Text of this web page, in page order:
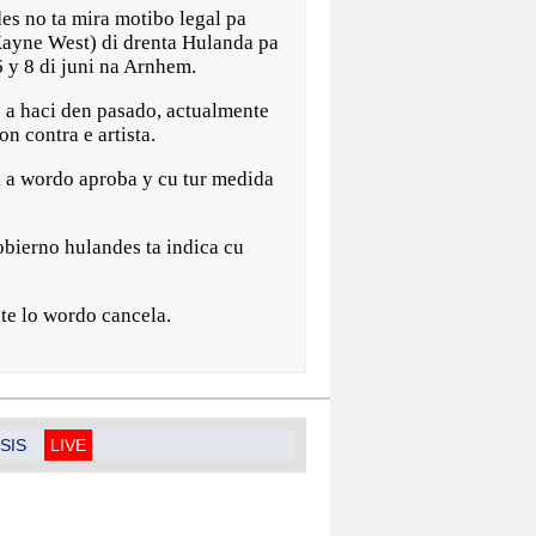
no ta mira motibo legal pa
West) di drenta Hulanda pa
y 8 di juni na Arnhem.
haci den pasado, actualmente
contra e artista.
wordo aproba y cu tur medida
hulandes ta indica cu
lo wordo cancela.
LIVE